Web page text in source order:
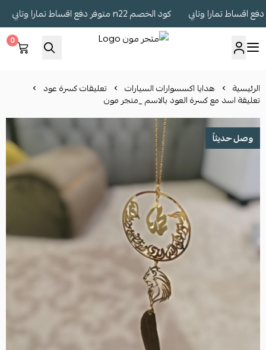
كود الخصم n22 متوفر دفع اقساط تمارا وتابي
0
الرئيسية هدايا اكسسوارات السيارات تعليقات كسرة عود
تعليقة اسد مع كسرة العود بالاسم _متجر مون
وصل حديثاً